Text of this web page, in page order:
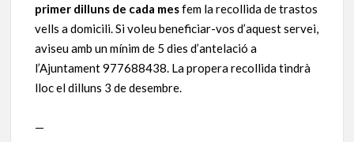
primer dilluns de cada mesfem la recollida de trastos
vells a domicili. Si voleu beneficiar-vos d’aquest servei,
aviseu amb un mínim de 5 dies d’antelació a
l’Ajuntament977688438. La propera recollida tindrà
lloc el dilluns 3 de desembre.
—